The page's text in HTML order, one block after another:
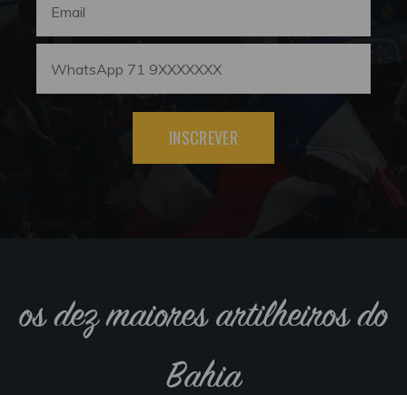
INSCREVER
os dez maiores artilheiros do
Bahia